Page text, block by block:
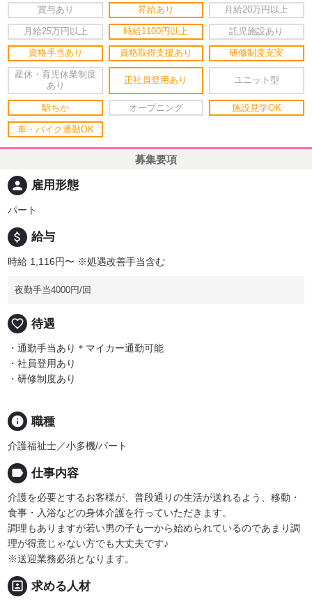
賞与あり 昇給あり 月給20万円以上
月給25万円以上 時給1100円以上 託児施設あり
資格手当あり 資格取得支援あり 研修制度充実
産休・育児休業制度
あり
正社員登用あり ユニット型
駅ちか オープニング 施設見学OK
車・バイク通勤OK
募集要項
person 雇用形態
パート
attach_money 給与
時給 1,116円〜 ※処遇改善手当含む
夜勤手当4000円/回
favorite_border 待遇
・通勤手当あり＊マイカー通勤可能
・社員登用あり
・研修制度あり
info 職種
介護福祉士／小多機/パート
label 仕事内容
介護を必要とするお客様が、普段通りの生活が送れるよう、移動・
食事・入浴などの身体介護を行っていただきます。
調理もありますが若い男の子も一から始められているのであまり調
理が得意じゃない方でも大丈夫です♪
※送迎業務必須となります。
portrait 求める人材